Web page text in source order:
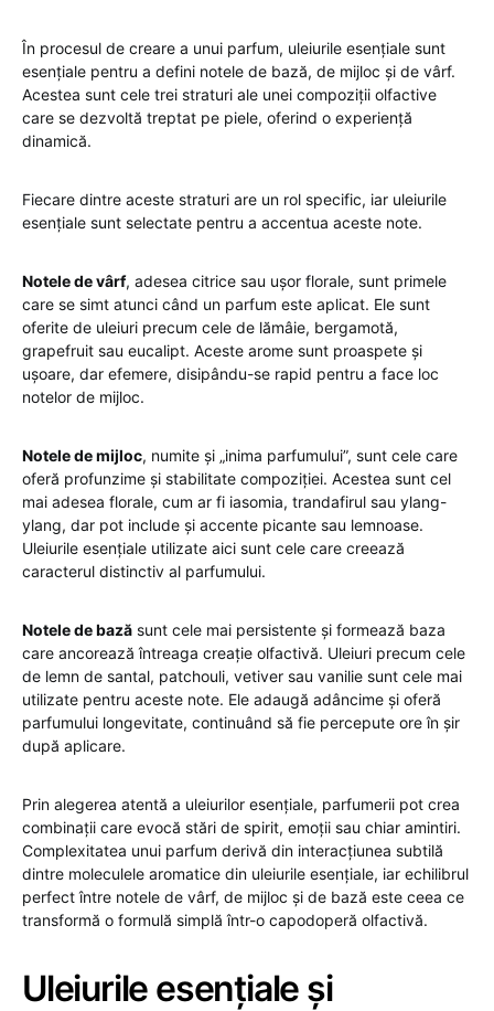
În procesul de creare a unui parfum, uleiurile esențiale sunt
esențiale pentru a defini notele de bază, de mijloc și de vârf.
Acestea sunt cele trei straturi ale unei compoziții olfactive
care se dezvoltă treptat pe piele, oferind o experiență
dinamică.
Fiecare dintre aceste straturi are un rol specific, iar uleiurile
esențiale sunt selectate pentru a accentua aceste note.
Notele de vârf, adesea citrice sau ușor florale, sunt primele
care se simt atunci când un parfum este aplicat. Ele sunt
oferite de uleiuri precum cele de lămâie, bergamotă,
grapefruit sau eucalipt. Aceste arome sunt proaspete și
ușoare, dar efemere, disipându-se rapid pentru a face loc
notelor de mijloc.
Notele de mijloc, numite și „inima parfumului”, sunt cele care
oferă profunzime și stabilitate compoziției. Acestea sunt cel
mai adesea florale, cum ar fi iasomia, trandafirul sau ylang-
ylang, dar pot include și accente picante sau lemnoase.
Uleiurile esențiale utilizate aici sunt cele care creează
caracterul distinctiv al parfumului.
Notele de bază sunt cele mai persistente și formează baza
care ancorează întreaga creație olfactivă. Uleiuri precum cele
de lemn de santal, patchouli, vetiver sau vanilie sunt cele mai
utilizate pentru aceste note. Ele adaugă adâncime și oferă
parfumului longevitate, continuând să fie percepute ore în șir
după aplicare.
Prin alegerea atentă a uleiurilor esențiale, parfumerii pot crea
combinații care evocă stări de spirit, emoții sau chiar amintiri.
Complexitatea unui parfum derivă din interacțiunea subtilă
dintre moleculele aromatice din uleiurile esențiale, iar echilibrul
perfect între notele de vârf, de mijloc și de bază este ceea ce
transformă o formulă simplă într-o capodoperă olfactivă.
Uleiurile esențiale și